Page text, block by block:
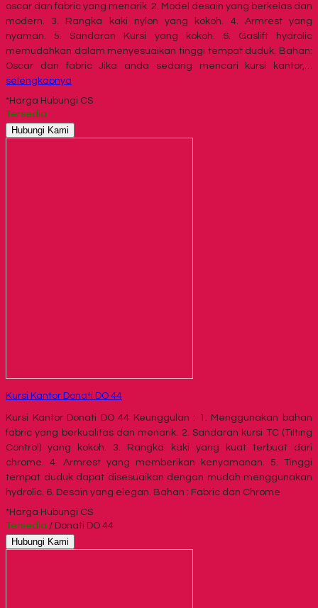
oscar dan fabric yang menarik. 2. Model desain yang berkelas dan
modern. 3. Rangka kaki nylon yang kokoh. 4. Armrest yang
nyaman. 5. Sandaran Kursi yang kokoh. 6. Gaslift hydrolic
memudahkan dalam menyesuaikan tinggi tempat duduk. Bahan:
Oscar dan fabric Jika anda sedang mencari kursi kantor,…
selengkapnya
*Harga Hubungi CS
Tersedia
Hubungi Kami
Kursi Kantor Donati DO 44
Kursi Kantor Donati DO 44 Keunggulan : 1. Menggunakan bahan
fabric yang berkualitas dan menarik. 2. Sandaran kursi TC (Tilting
Control) yang kokoh. 3. Rangka kaki yang kuat terbuat dari
chrome. 4. Armrest yang memberikan kenyamanan. 5. Tinggi
tempat duduk dapat disesuaikan dengan mudah menggunakan
hydrolic. 6. Desain yang elegan. Bahan : Fabric dan Chrome
*Harga Hubungi CS
Tersedia / Donati DO 44
Hubungi Kami